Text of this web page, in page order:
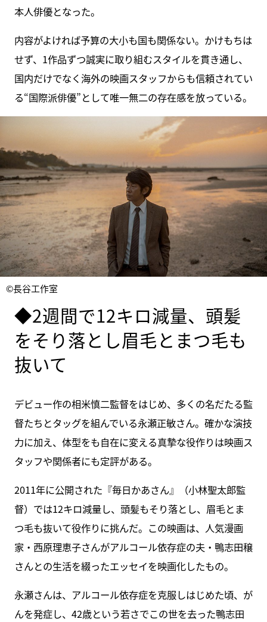
本人俳優となった。
内容がよければ予算の大小も国も関係ない。かけもちは
せず、1作品ずつ誠実に取り組むスタイルを貫き通し、
国内だけでなく海外の映画スタッフからも信頼されてい
る“国際派俳優”として唯一無二の存在感を放っている。
©長谷工作室
◆2週間で12キロ減量、頭髪
をそり落とし眉毛とまつ毛も
抜いて
デビュー作の相米慎二監督をはじめ、多くの名だたる監
督たちとタッグを組んでいる永瀬正敏さん。確かな演技
力に加え、体型をも自在に変える真摯な役作りは映画ス
タッフや関係者にも定評がある。
2011年に公開された『毎日かあさん』（小林聖太郎監
督）では12キロ減量し、頭髪もそり落とし、眉毛とま
つ毛も抜いて役作りに挑んだ。この映画は、人気漫画
家・西原理恵子さんがアルコール依存症の夫・鴨志田穣
さんとの生活を綴ったエッセイを映画化したもの。
永瀬さんは、アルコール依存症を克服しはじめた頃、が
んを発症し、42歳という若さでこの世を去った鴨志田